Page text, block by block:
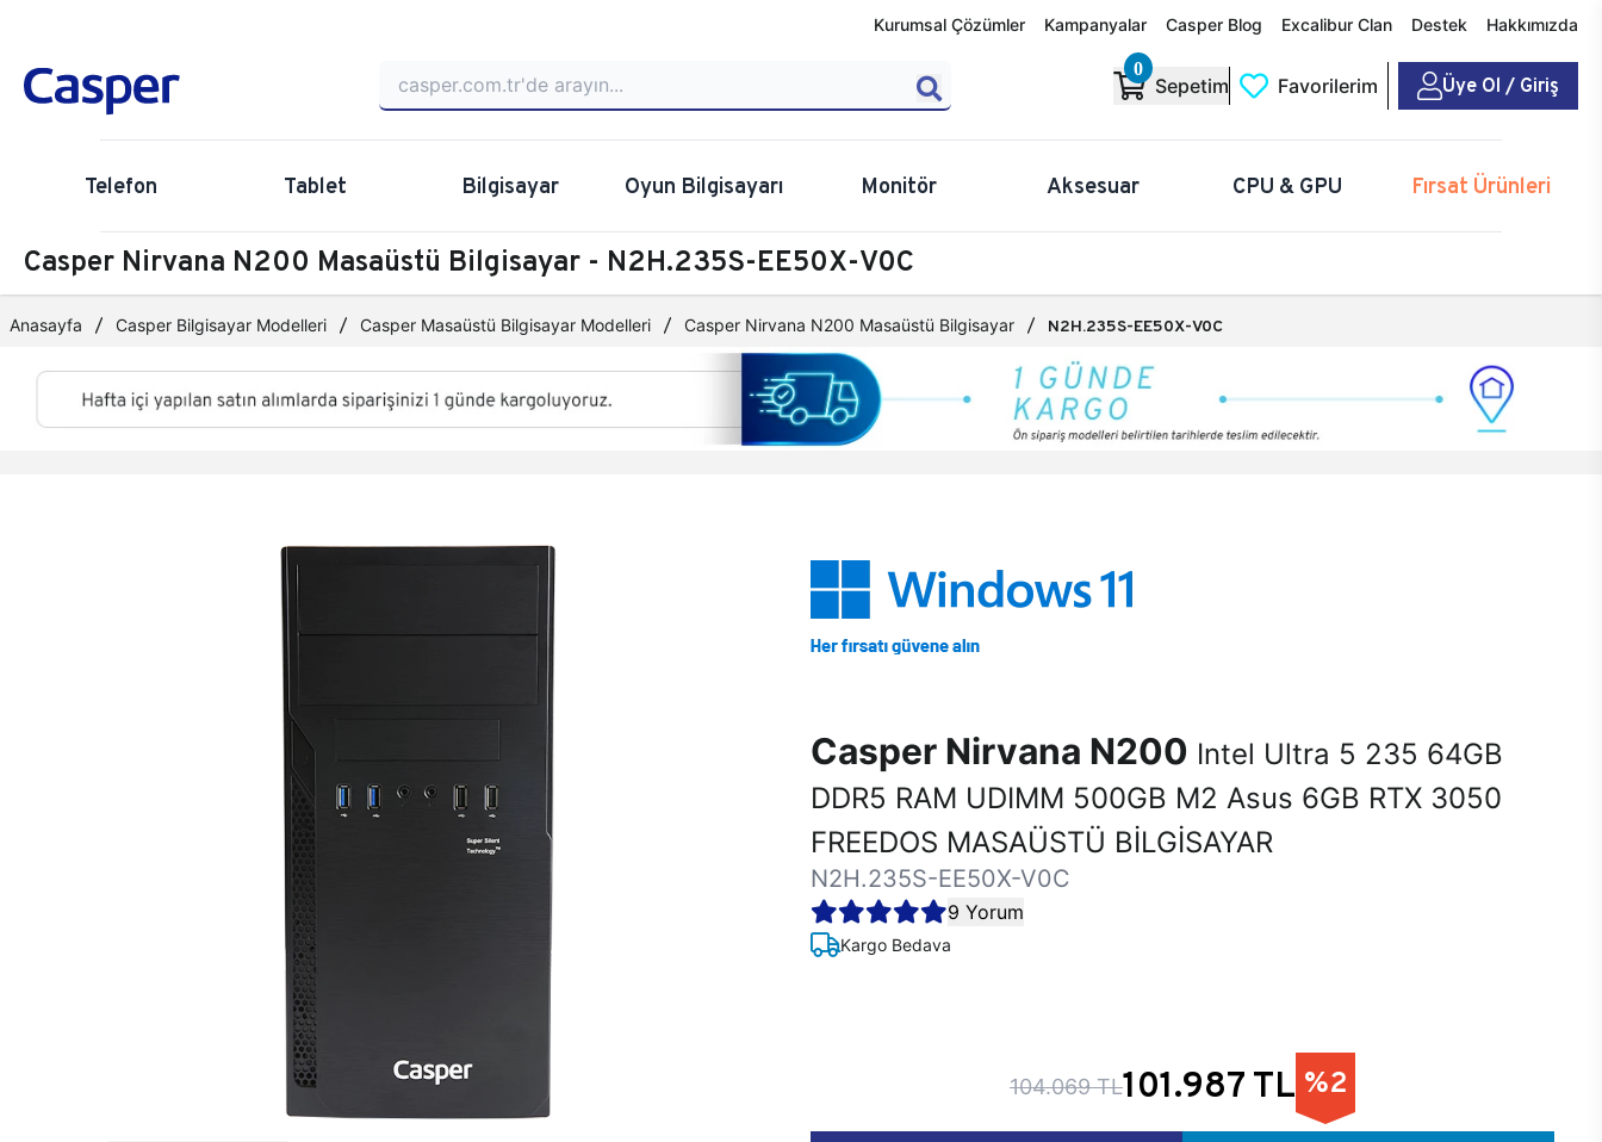
Kurumsal Çözümler Kampanyalar Casper Blog Excalibur Clan Destek Hakkımızda
0
Sepetim Favorilerim Üye Ol / Giriş
Telefon Tablet Bilgisayar Oyun Bilgisayarı Monitör Aksesuar CPU & GPU Fırsat Ürünleri
Casper Nirvana N200 Masaüstü Bilgisayar - N2H.235S-EE50X-V0C
Anasayfa Casper Bilgisayar Modelleri Casper Masaüstü Bilgisayar Modelleri Casper Nirvana N200 Masaüstü Bilgisayar N2H.235S-EE50X-V0C
Casper Nirvana N200 Intel Ultra 5 235 64GB
DDR5 RAM UDIMM 500GB M2 Asus 6GB RTX 3050
FREEDOS MASAÜSTÜ BİLGİSAYAR
N2H.235S-EE50X-V0C
9 Yorum
Kargo Bedava
104.069 TL101.987 TL %2